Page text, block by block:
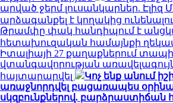
արված ջերմ լուսանկարներ. Էլիզ
արձագանքել է կողակից
Թրամփը փակ հանդիպում է
հետախուզական համայնքի
Իտալիայի 27 քաղաքներում
վտանգավորության
հայտարարվել
Կոչ ենք անում
առաջնորդվել բացառապես
սկզբունքներով. բարձրաստիճան